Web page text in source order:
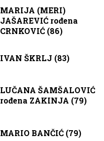
MARIJA (MERI)
JAŠAREVIĆ rođena
CRNKOVIĆ (86)
IVAN ŠKRLJ (83)
LUČANA ŠAMŠALOVIĆ
rođena ZAKINJA (79)
MARIO BANČIĆ (79)